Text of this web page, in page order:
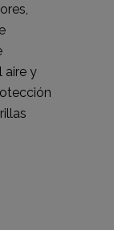
aire y